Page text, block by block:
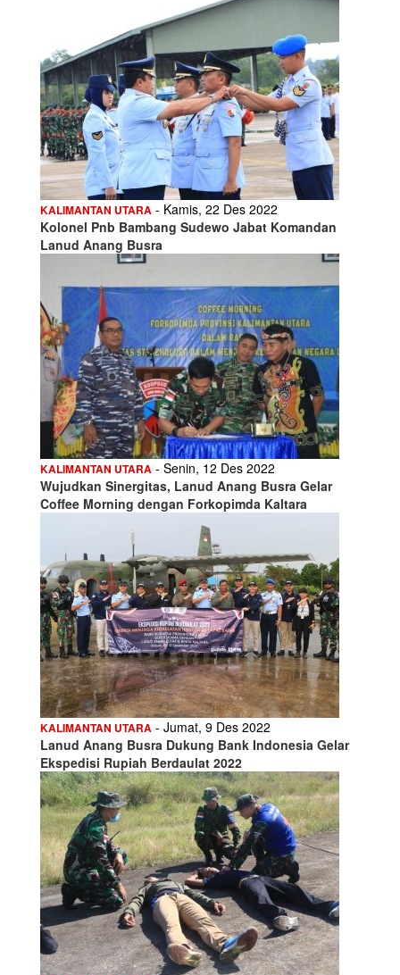
KALIMANTAN UTARA - Kamis, 22 Des 2022
Kolonel Pnb Bambang Sudewo Jabat Komandan
Lanud Anang Busra
KALIMANTAN UTARA - Senin, 12 Des 2022
Wujudkan Sinergitas, Lanud Anang Busra Gelar
Coffee Morning dengan Forkopimda Kaltara
KALIMANTAN UTARA - Jumat, 9 Des 2022
Lanud Anang Busra Dukung Bank Indonesia Gelar
Ekspedisi Rupiah Berdaulat 2022